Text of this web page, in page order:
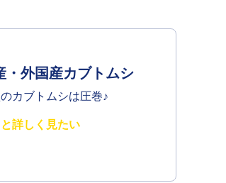
・外国産カブトムシ
カブトムシは圧巻♪
詳しく見たい